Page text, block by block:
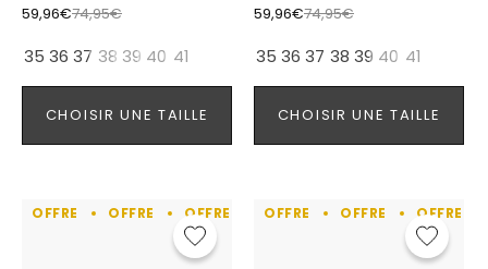
35 36 37 38 39 40 41
CHOISIR UNE TAILLE
59,96€74,95€
35 36 37 38 39 40 41
CHOISIR UNE TAILLE
59,96€74,95€
OFFRE OFFRE OFFRE OFFRE OFFRE OFFRE
OFFRE OFFRE OFFRE